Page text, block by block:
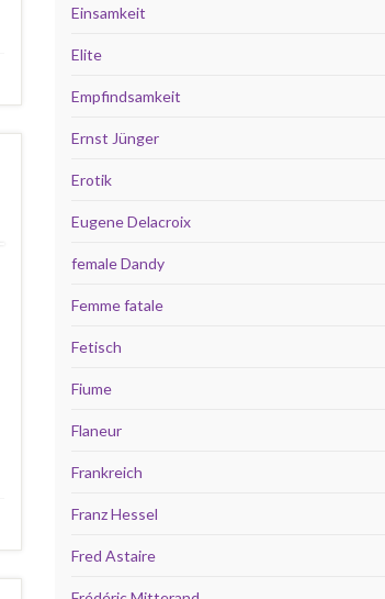
Einsamkeit
Elite
Empfindsamkeit
Ernst Jünger
Erotik
Eugene Delacroix
female Dandy
Femme fatale
Fetisch
Fiume
Flaneur
Frankreich
Franz Hessel
Fred Astaire